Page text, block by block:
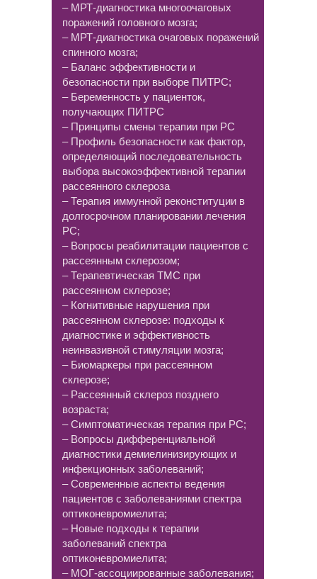
– МРТ-диагностика многоочаговых
поражений головного мозга;
– МРТ-диагностика очаговых поражений
спинного мозга;
– Баланс эффективности и
безопасности при выборе ПИТРС;
– Беременность у пациенток,
получающих ПИТРС
– Принципы смены терапии при РС
– Профиль безопасности как фактор,
определяющий последовательность
выбора высокоэффективной терапии
рассеянного склероза
– Терапия иммунной реконституции в
долгосрочном планировании лечения
РС;
– Вопросы реабилитации пациентов с
рассеянным склерозом;
– Терапевтическая ТМС при
рассеянном склерозе;
– Когнитивные нарушения при
рассеянном склерозе: подходы к
диагностике и эффективность
неинвазивной стимуляции мозга;
– Биомаркеры при рассеянном
склерозе;
– Рассеянный склероз позднего
возраста;
– Симптоматическая терапия при РС;
– Вопросы дифференциальной
диагностики демиелинизирующих и
инфекционных заболеваний;
– Современные аспекты ведения
пациентов с заболеваниями спектра
оптиконевромиелита;
– Новые подходы к терапии
заболеваний спектра
оптиконевромиелита;
– МОГ-ассоциированные заболевания;